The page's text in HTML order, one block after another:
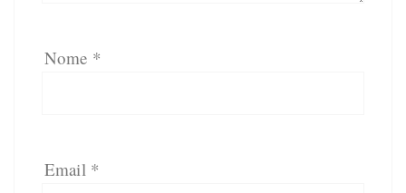
Nome *
Email *